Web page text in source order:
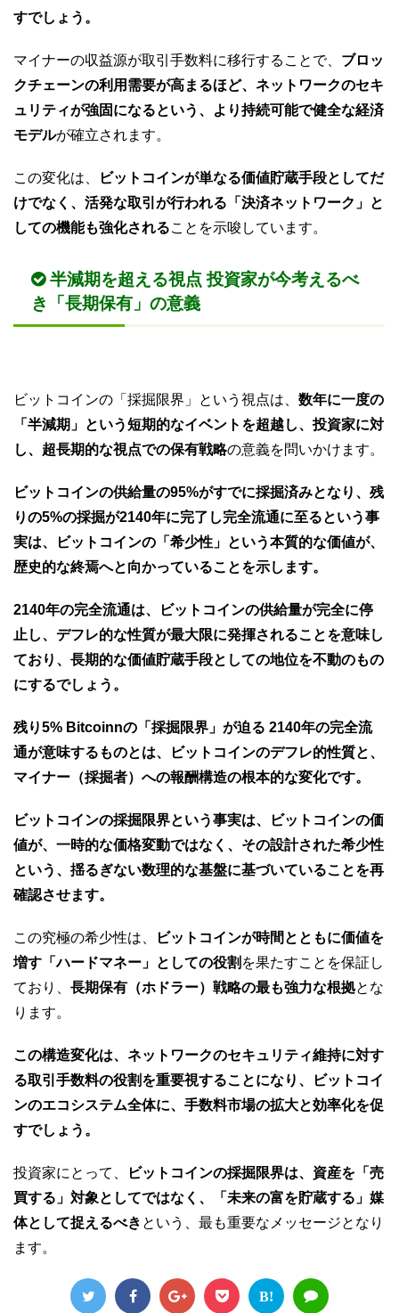
すでしょう。
マイナーの収益源が取引手数料に移行することで、 ブロッ
クチェーンの利用需要が高まるほど、ネットワークのセキ
ュリティが強固になるという、より持続可能で健全な経済
モデルが確立されます。
この変化は、
ビットコインが単なる価値貯蔵手段としてだ
けでなく、活発な取引が行われる「決済ネットワーク」と
しての機能も強化されることを示唆しています。
半減期を超える視点 投資家が今考えるべ
き「長期保有」の意義
ビットコインの「採掘限界」という視点は、 数年に一度の
「半減期」という短期的なイベントを超越し、投資家に対
し、超長期的な視点での保有戦略の意義を問いかけます。
ビットコインの供給量の95%がすでに採掘済みとなり、残
りの5%の採掘が2140年に完了し完全流通に至るという事
実は、ビットコインの「希少性」という本質的な価値が、
歴史的な終焉へと向かっていることを示します。
2140年の完全流通は、ビットコインの供給量が完全に停
止し、デフレ的な性質が最大限に発揮されることを意味し
ており、長期的な価値貯蔵手段としての地位を不動のもの
にするでしょう。
残り5% Bitcoinnの「採掘限界」が迫る 2140年の完全流
通が意味するものとは、ビットコインのデフレ的性質と、
マイナー（採掘者）への報酬構造の根本的な変化です。
ビットコインの採掘限界という事実は、ビットコインの価
値が、一時的な価格変動ではなく、その設計された希少性
という、揺るぎない数理的な基盤に基づいていることを再
確認させます。
この究極の希少性は、
ビットコインが時間とともに価値を
増す「ハードマネー」としての役割 を果たすことを保証し
ており、 長期保有（ホドラー）戦略の最も強力な根拠とな
ります。
この構造変化は、ネットワークのセキュリティ維持に対す
る取引手数料の役割を重要視することになり、ビットコイ
ンのエコシステム全体に、手数料市場の拡大と効率化を促
すでしょう。
投資家にとって、
ビットコインの採掘限界は、資産を「売
買する」対象としてではなく、「未来の富を貯蔵する」媒
体として捉えるべき という、最も重要なメッセージとなり
ます。
B!